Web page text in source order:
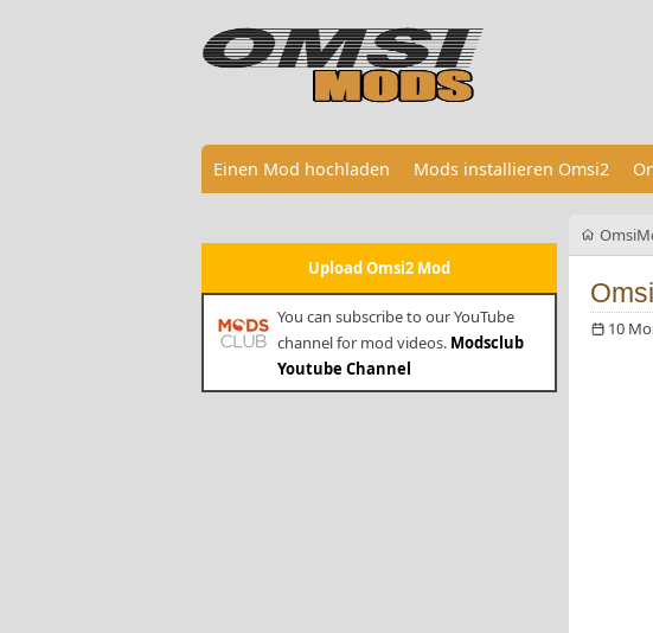
Einen Mod hochladen Mods installieren Omsi2
Upload Omsi2 Mod
You can subscribe to our YouTube
channel for mod videos. Modsclub
Youtube Channel
10